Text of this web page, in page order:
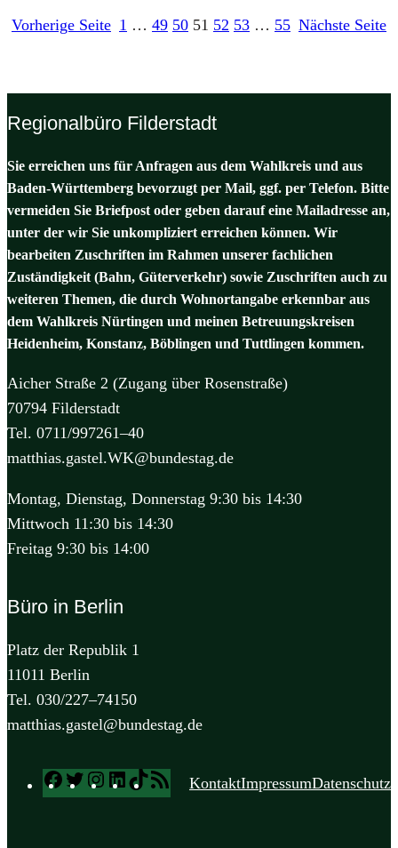
Vorherige Seite 1 … 49 50 51 52 53 … 55 Nächste Seite
Regionalbüro Filderstadt
Sie erreichen uns für Anfragen aus dem Wahlkreis und aus
Baden-Württemberg bevorzugt per Mail, ggf. per Telefon. Bitte
vermeiden Sie Briefpost oder geben darauf eine Mailadresse an,
unter der wir Sie unkompliziert erreichen können. Wir
bearbeiten Zuschriften im Rahmen unserer fachlichen
Zuständigkeit (Bahn, Güterverkehr) sowie Zuschriften auch zu
weiteren Themen, die durch Wohnortangabe erkennbar aus
dem Wahlkreis Nürtingen und meinen Betreuungskreisen
Heidenheim, Konstanz, Böblingen und Tuttlingen kommen.
Aicher Straße 2 (Zugang über Rosenstraße)
70794 Filderstadt
Tel. 0711/997261–40
matthias.gastel.WK@bundestag.de
Montag, Dienstag, Donnerstag 9:30 bis 14:30
Mittwoch 11:30 bis 14:30
Freitag 9:30 bis 14:00
Büro in Berlin
Platz der Republik 1
11011 Berlin
Tel. 030/227–74150
matthias.gastel@bundestag.de
Facebook
TwitterInstagram
LinkedIn
TikTok
RSSKontaktImpressumDatenschutz